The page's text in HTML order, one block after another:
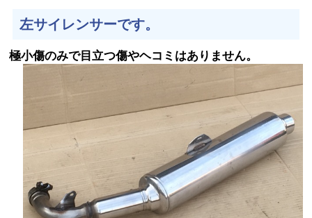
左サイレンサーです。
極小傷のみで目立つ傷やヘコミはありません。